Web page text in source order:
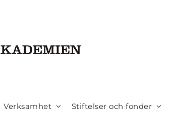
Verksamhet Stiftelser och fonder